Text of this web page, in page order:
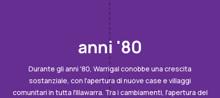
anni '80
Durante gli anni '80, Warrigal conobbe una crescita
sostanziale, con l'apertura di nuove case e villaggi
comunitari in tutta l'Illawarra. Tra i cambiamenti, l'apertura del